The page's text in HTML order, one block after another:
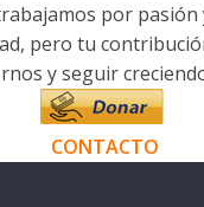
por
pero tu
y seguir
CONTACTO